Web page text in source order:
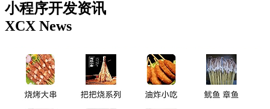
小程序开发资讯
XCX News